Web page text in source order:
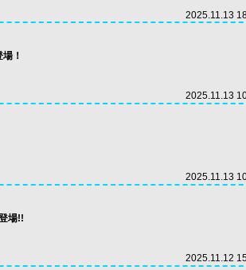
2025.11.13
！
2025.11.13
2025.11.13
場!!
2025.11.12